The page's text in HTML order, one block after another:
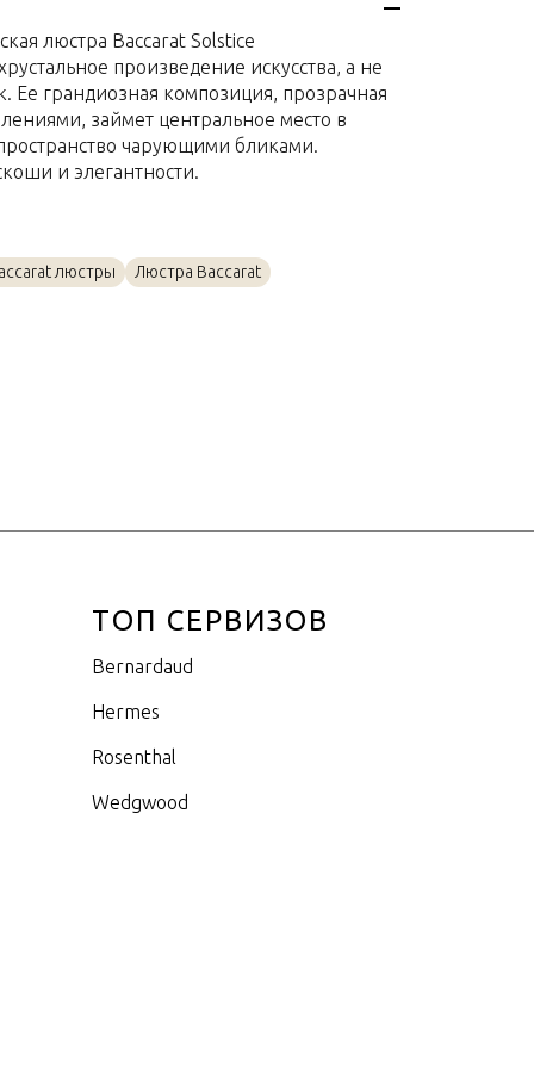
229 x 142 x 142см
люстра Baccarat Solstice
произведение искусства, а не
Ее грандиозная композиция, прозрачная
займет центральное место в
чарующими бликами.
и элегантности.
люстры Люстра Baccarat
ТОП СЕРВИЗОВ
Bernardaud
Hermes
Rosenthal
Wedgwood